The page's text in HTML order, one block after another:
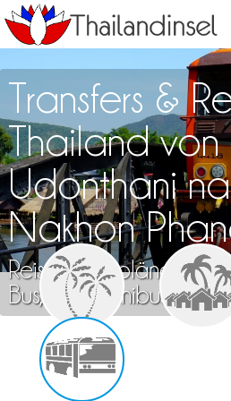
Transfers &
Thailand von
Udonthani
Nakhon
Reisen, Fahrpläne und
Bus, Flug, Minibus &